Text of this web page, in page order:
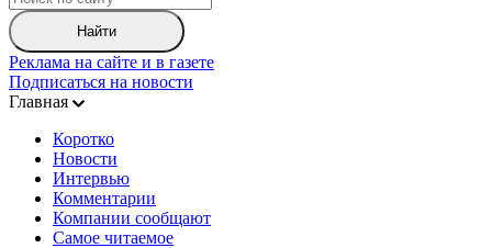
Найти
Реклама на сайте и в газете
Подписаться на новости
Главная
Коротко
Новости
Интервью
Комментарии
Компании сообщают
Самое читаемое